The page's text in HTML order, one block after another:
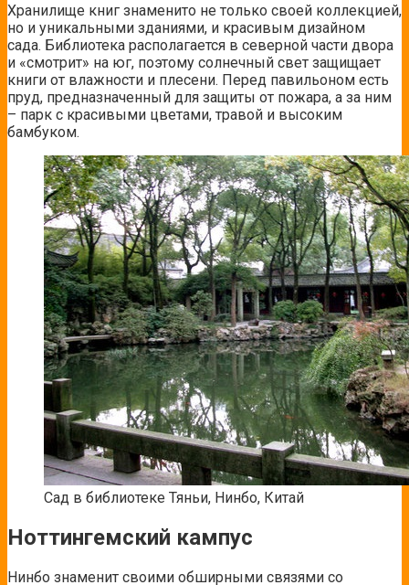
Хранилище книг знаменито не только своей коллекцией,
но и уникальными зданиями, и красивым дизайном
сада. Библиотека располагается в северной части двора
и «смотрит» на юг, поэтому солнечный свет защищает
книги от влажности и плесени. Перед павильоном есть
пруд, предназначенный для защиты от пожара, а за ним
– парк с красивыми цветами, травой и высоким
бамбуком.
Сад в библиотеке Тяньи, Нинбо, Китай
Ноттингемский кампус
Нинбо знаменит своими обширными связями со